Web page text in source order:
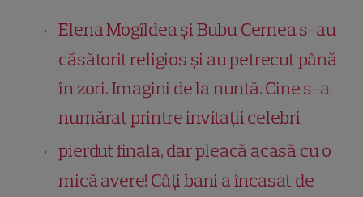
Elena Mogîldea și Bubu Cernea s-au
căsătorit religios și au petrecut până
în zori. Imagini de la nuntă. Cine s-a
numărat printre invitații celebri
pierdut finala, dar pleacă acasă cu o
mică avere! Câți bani a încasat de